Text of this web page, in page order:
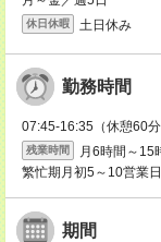
休日休暇 土日休み
勤務時間
07:45-16:35（休憩60
残業時間
月6時間～15
繁忙期月初5～10営業日
期間